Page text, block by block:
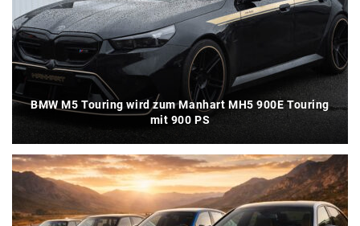
BMW M5 Touring wird zum Manhart MH5 900E Touring
mit 900 PS